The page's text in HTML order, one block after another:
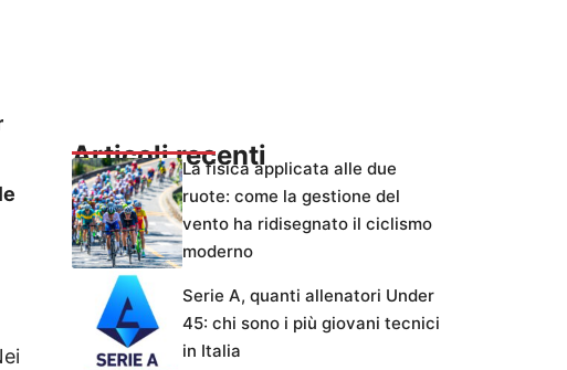
Articoli recentiLa fisica applicata alle due
ruote: come la gestione del
vento ha ridisegnato il ciclismo
moderno
Serie A, quanti allenatori Under
45: chi sono i più giovani tecnici
in Italia